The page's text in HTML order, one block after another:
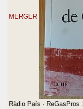
MERGER
Ràdio País ·